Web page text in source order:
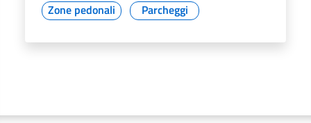
Zone pedonali
Parcheggi